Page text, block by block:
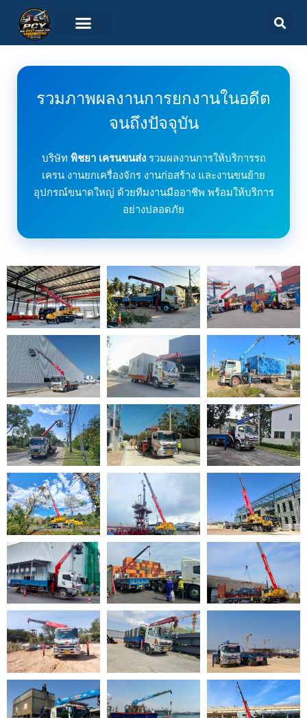
รวมภาพผลงานการยกงานในอดีต
จนถึงปัจจุบัน
บริษัท พิชยา เครนขนส่งรวมผลงานการให้บริการรถ
เครน งานยกเครื่องจักร งานก่อสร้าง และงานขนย้าย
อุปกรณ์ขนาดใหญ่ ด้วยทีมงานมืออาชีพ พร้อมให้บริการ
อย่างปลอดภัย